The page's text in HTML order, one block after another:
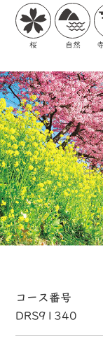
桜 自然
コース番号
DRS91340